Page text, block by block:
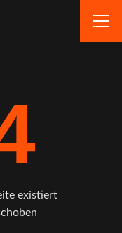
existiert